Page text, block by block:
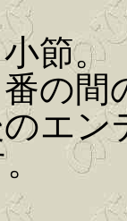
節。
番の
のエ